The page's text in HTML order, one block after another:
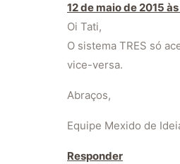
12 de maio de 2015
Oi Tati,
O sistema TRES só
vice-versa.
Abraços,
Equipe Mexido de
Responder